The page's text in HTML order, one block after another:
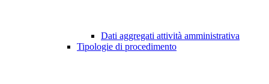
Dati aggregati attività amministrativa
Tipologie di procedimento